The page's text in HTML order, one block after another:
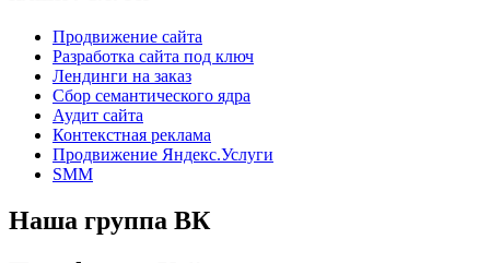
Продвижение сайта
Разработка сайта под ключ
Лендинги на заказ
Сбор семантического ядра
Аудит сайта
Контекстная реклама
Продвижение Яндекс.Услуги
SMM
Наша группа ВК